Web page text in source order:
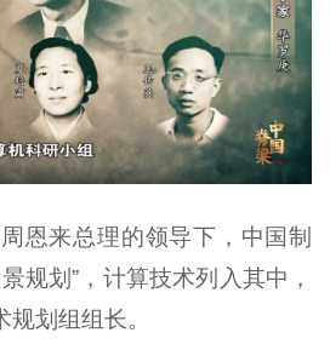
恩来总理的领导下，中国制
规划”，计算技术列入其中，
划组组长。